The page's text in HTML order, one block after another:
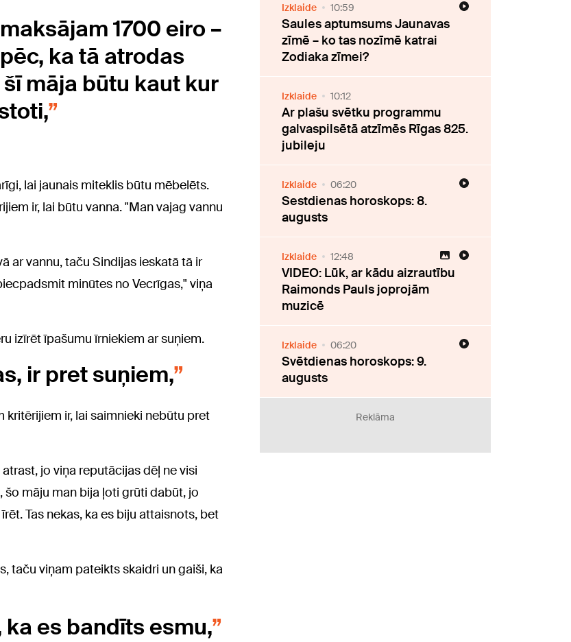
1700 eiro –
ka tā atrodas
māja būtu kaut kur
lai jaunais miteklis būtu mēbelēts.
ir, lai būtu vanna. "Man vajag vannu
ar vannu, taču Sindijas ieskatā tā ir
minūtes no Vecrīgas," viņa
izīrēt īpašumu īrniekiem ar suņiem.
ir pret suņiem,
ir, lai saimnieki nebūtu pret
jo viņa reputācijas dēļ ne visi
šo māju man bija ļoti grūti dabūt, jo
Tas nekas, ka es biju attaisnots, bet
taču viņam pateikts skaidri un gaiši, ka
es bandīts esmu,
Izklaide 10:59
Saules aptumsums Jaunavas
zīmē – ko tas nozīmē katrai
Zodiaka zīmei?
Izklaide 10:12
Ar plašu svētku programmu
galvaspilsētā atzīmēs Rīgas 825.
jubileju
Izklaide 06:20
Sestdienas horoskops: 8.
augusts
Izklaide 12:48
VIDEO: Lūk, ar kādu aizrautību
Raimonds Pauls joprojām
muzicē
Izklaide 06:20
Svētdienas horoskops: 9.
augusts
Reklāma